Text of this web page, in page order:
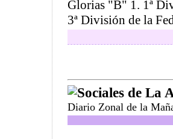
Glorias "B" 1. 1ª
3ª División de la
Sociales de La
Diario Zonal de la